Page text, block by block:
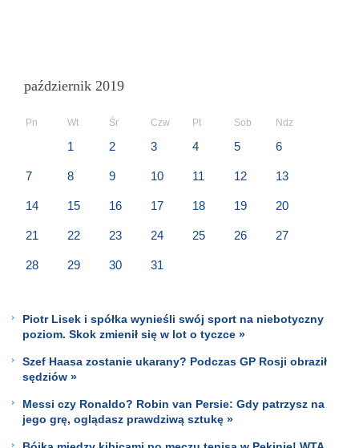
październik 2019
Pn Wt Śr Czw Pt Sob Ndz
1 2 3 4 5 6
7 8 9 10 11 12 13
14 15 16 17 18 19 20
21 22 23 24 25 26 27
28 29 30 31
Piotr Lisek i spółka wynieśli swój sport na niebotyczny
poziom. Skok zmienił się w lot o tyczce »
Szef Haasa zostanie ukarany? Podczas GP Rosji obraził
sędziów »
Messi czy Ronaldo? Robin van Persie: Gdy patrzysz na
jego grę, oglądasz prawdziwą sztukę »